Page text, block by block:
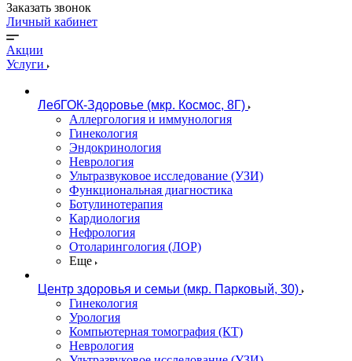
Заказать звонок
Личный кабинет
Акции
Услуги
ЛебГОК-Здоровье (мкр. Космос, 8Г)
Аллергология и иммунология
Гинекология
Эндокринология
Неврология
Ультразвуковое исследование (УЗИ)
Функциональная диагностика
Ботулинотерапия
Кардиология
Нефрология
Отоларингология (ЛОР)
Еще
Центр здоровья и семьи (мкр. Парковый, 30)
Гинекология
Урология
Компьютерная томография (КТ)
Неврология